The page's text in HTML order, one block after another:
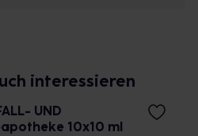
interessieren
UND
10x10 ml